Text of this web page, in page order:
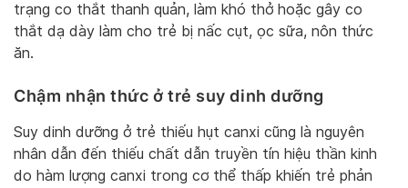
trạng co thắt thanh quản, làm khó thở hoặc gây co
thắt dạ dày làm cho trẻ bị nấc cụt, ọc sữa, nôn thức
ăn.
Chậm nhận thức ở trẻ suy dinh dưỡng
Suy dinh dưỡng ở trẻ thiếu hụt canxi cũng là nguyên
nhân dẫn đến thiếu chất dẫn truyền tín hiệu thần kinh
do hàm lượng canxi trong cơ thể thấp khiến trẻ phản